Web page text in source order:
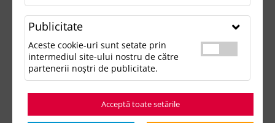
Accesorii birou
Accesorii mancare si bautura
Accesorii Tech si Gadgeturi
Haine de Munca
Imbracaminte si Accesorii
Lifestyle si Timp Liber
Ocazii și Evenimente Tematice
Publicitate
Aceste cookie-uri sunt setate prin
intermediul site-ului nostru de către
partenerii noștri de publicitate.
Acceptă toate setările